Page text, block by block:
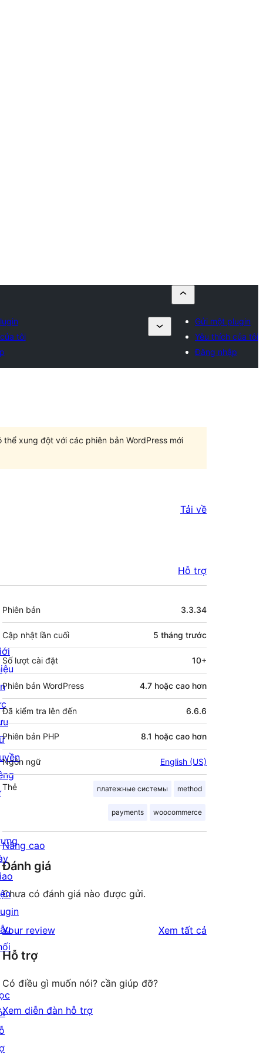
tôi
Gửi một plugin
Yêu thích của tôi
Đăng nhập
xung đột với các phiên bản WordPress mới
Tải về
Hỗ trợ
Meta
Phiên bản 3.3.34
Cập nhật lần cuối 5 tháng trước
Số lượt cài đặt 10+
Phiên bản WordPress 4.7 hoặc cao hơn
Đã kiểm tra lên đến 6.6.6
Phiên bản PHP 8.1 hoặc cao hơn
Ngôn ngữ English (US)
Thẻ платежные системы method
payments woocommerce
Nâng cao
Đánh giá
Chưa có đánh giá nào được gửi.
Your review Xem tất cả
Hỗ trợ
Có điều gì muốn nói? cần giúp đỡ?
Xem diễn đàn hỗ trợ